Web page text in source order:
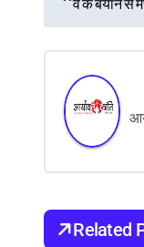
o
s
a
v
Related